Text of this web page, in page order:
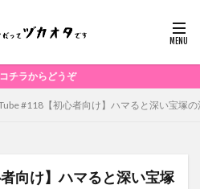
うぞ
#118【初心者向け】ハマると深い宝塚
向け】ハマると深い宝塚